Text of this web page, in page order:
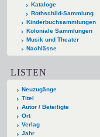
Kataloge
Rothschild-Sammlung
Kinderbuchsammlungen
Koloniale Sammlungen
Musik und Theater
Nachlässe
LISTEN
Neuzugänge
Titel
Autor / Beteiligte
Ort
Verlag
Jahr